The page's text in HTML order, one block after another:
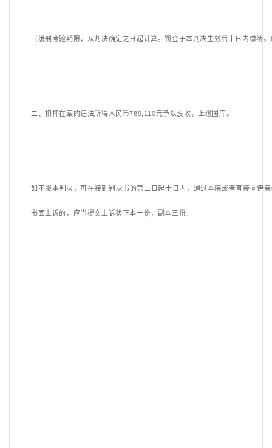
（缓刑考验期限，从判决确定之日起计算。罚金于本判决生效后十日内缴纳。
二、扣押在案的违法所得人民币789,110元予以没收，上缴国库。
如不服本判决，可在接到判决书的第二日起十日内，通过本院或者直接向伊
书面上诉的，应当提交上诉状正本一份，副本三份。